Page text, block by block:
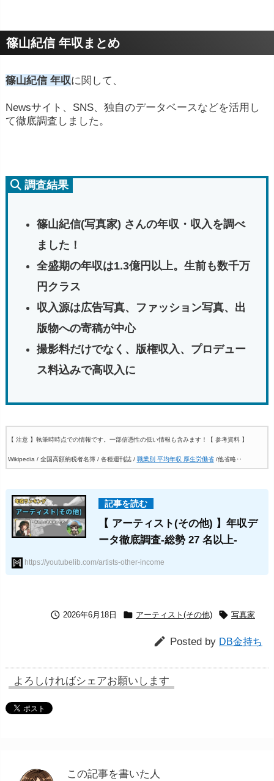
篠山紀信 年収まとめ
篠山紀信 年収に関して、
Newsサイト、SNS、独自のデータベースなどを活用し
て徹底調査しました。
調査結果
篠山紀信(写真家) さんの年収・収入を調べ
ました！
全盛期の年収は1.3億円以上。生前も数千万
円クラス
収入源は広告写真、ファッション写真、出
版物への寄稿が中心
撮影料だけでなく、版権収入、プロデュー
ス料込みで高収入に
【 注意 】執筆時時点での情報です。一部信憑性の低い情報も含みます！ 【 参考資料 】
Wikipedia / 全国高額納税者名簿 / 各種週刊誌 / 職業別 平均年収 厚生労働省/他省略‥
【 アーティスト(その他) 】年収デ
ータ徹底調査-総勢 27 名以上-
https://youtubelib.com/artists-other-income
 2026年6月18日  アーティスト(その他)  写真家
 Posted by DB金持ち
よろしければシェアお願いします
この記事を書いた人